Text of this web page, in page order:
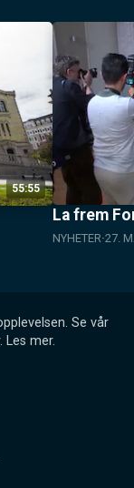
55:55
La frem
NYHETER 27.
Se vår
Les mer.